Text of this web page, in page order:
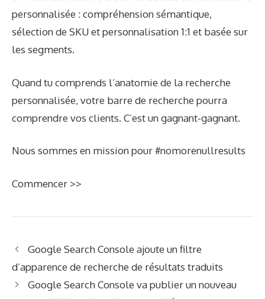
personnalisée : compréhension sémantique,
sélection de SKU et personnalisation 1:1 et basée sur
les segments.
Quand tu comprends l’anatomie de la recherche
personnalisée, votre barre de recherche pourra
comprendre vos clients. C’est un gagnant-gagnant.
Nous sommes en mission pour #nomorenullresults
Commencer >>
Google Search Console ajoute un filtre
d’apparence de recherche de résultats traduits
Google Search Console va publier un nouveau